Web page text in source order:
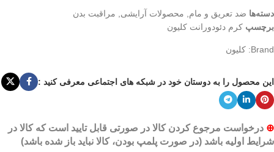
دسته‌ها ضد تعریق و مام محصولات آرایشی
مراقبت بدن
برچسپ کرم دئودورانت کلیون
Brand: کلیون
این محصول را به دوستان خود در شبکه های اجتماعی معرفی کنید :
⊕ درخواست مرجوع کردن کالا در صورتی قابل تایید است که کالا در
شرایط اولیه باشد (در صورت پلمپ بودن، کالا نباید باز شده باشد)